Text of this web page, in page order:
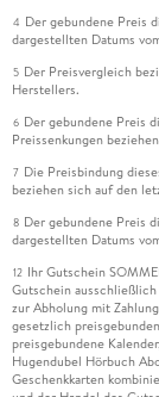
4 Der gebundene Preis
dargestellten Datums
5 Der Preisvergleich
Herstellers.
6 Der gebundene Preis
Preissenkungen
7 Die Preisbindung
beziehen sich auf den
8 Der gebundene Preis
dargestellten Datums
12 Ihr Gutschein
Gutschein
zur Abholung mit
gesetzlich
preisgebundene
Hugendubel Hörbuch
Geschenkkarten